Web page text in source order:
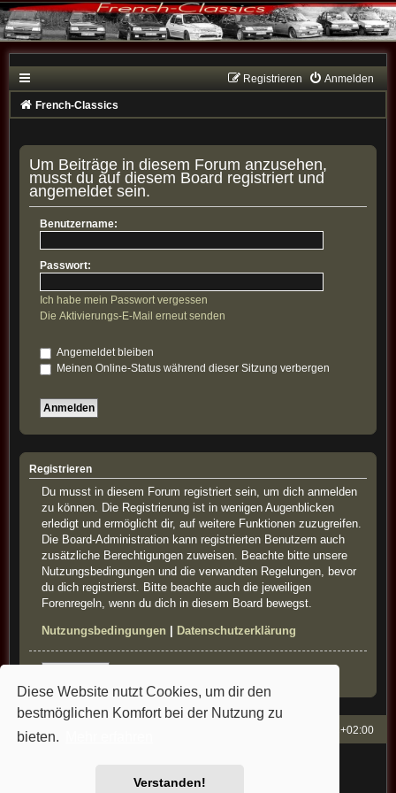
Diese Website nutzt Cookies, um dir den
bestmöglichen Komfort bei der Nutzung zu
bieten.
Verstanden!
Anmelden
Registrieren
French-Classics
Um Beiträge in diesem Forum anzusehen,
musst du auf diesem Board registriert und
angemeldet sein.
Benutzername:
Passwort:
Ich habe mein Passwort vergessen
Die Aktivierungs-E-Mail erneut senden
Angemeldet bleiben
Meinen Online-Status während dieser Sitzung verbergen
Registrieren
Du musst in diesem Forum registriert sein, um dich anmelden
zu können. Die Registrierung ist in wenigen Augenblicken
erledigt und ermöglicht dir, auf weitere Funktionen zuzugreifen.
Die Board-Administration kann registrierten Benutzern auch
zusätzliche Berechtigungen zuweisen. Beachte bitte unsere
Nutzungsbedingungen und die verwandten Regelungen, bevor
du dich registrierst. Bitte beachte auch die jeweiligen
Forenregeln, wenn du dich in diesem Board bewegst.
Nutzungsbedingungen Datenschutzerklärung
French-Classics UTC+02:00
Deutsche Übersetzung durchphpBB.de